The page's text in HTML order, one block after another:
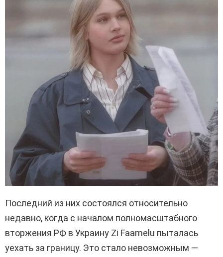
Последний из них состоялся относительно
недавно, когда с началом полномасштабного
вторжения РФ в Украину Zi Faamelu пыталась
уехать за границу. Это стало невозможным —